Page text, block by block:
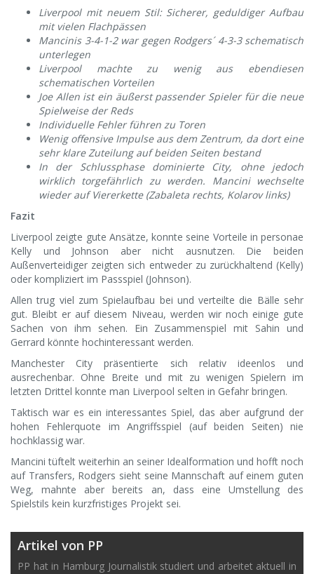
Liverpool mit neuem Stil: Sicherer, geduldiger Aufbau
mit vielen Flachpässen
Mancinis 3-4-1-2 war gegen Rodgers´ 4-3-3 schematisch
unterlegen
Liverpool machte zu wenig aus ebendiesen
schematischen Vorteilen
Joe Allen ist ein äußerst passender Spieler für die neue
Spielweise der Reds
Individuelle Fehler führen zu Toren
Wenig offensive Impulse aus dem Zentrum, da dort eine
sehr klare Zuteilung auf beiden Seiten bestand
In der Schlussphase dominierte City, ohne jedoch
wirklich torgefährlich zu werden. Mancini wechselte
wieder auf Viererkette (Zabaleta rechts, Kolarov links)
Fazit
Liverpool zeigte gute Ansätze, konnte seine Vorteile in personae
Kelly und Johnson aber nicht ausnutzen. Die beiden
Außenverteidiger zeigten sich entweder zu zurückhaltend (Kelly)
oder kompliziert im Passspiel (Johnson).
Allen trug viel zum Spielaufbau bei und verteilte die Bälle sehr
gut. Bleibt er auf diesem Niveau, werden wir noch einige gute
Sachen von ihm sehen. Ein Zusammenspiel mit Sahin und
Gerrard könnte hochinteressant werden.
Manchester City präsentierte sich relativ ideenlos und
ausrechenbar. Ohne Breite und mit zu wenigen Spielern im
letzten Drittel konnte man Liverpool selten in Gefahr bringen.
Taktisch war es ein interessantes Spiel, das aber aufgrund der
hohen Fehlerquote im Angriffsspiel (auf beiden Seiten) nie
hochklassig war.
Mancini tüftelt weiterhin an seiner Idealformation und hofft noch
auf Transfers, Rodgers sieht seine Mannschaft auf einem guten
Weg, mahnte aber bereits an, dass eine Umstellung des
Spielstils kein kurzfristiges Projekt sei.
Artikel von PP
PP hat in Hamburg Journalistik studiert und arbeitet aktuell in